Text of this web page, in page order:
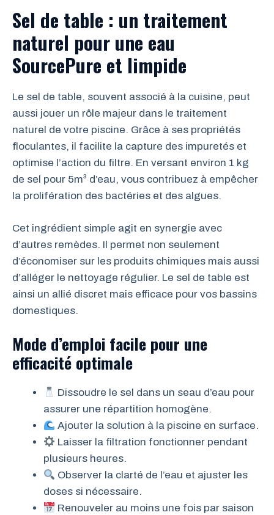
Sel de table : un traitement
naturel pour une eau
SourcePure et limpide
Le sel de table, souvent associé à la cuisine, peut
aussi jouer un rôle majeur dans le traitement
naturel de votre piscine. Grâce à ses propriétés
floculantes, il facilite la capture des impuretés et
optimise l’action du filtre. En versant environ 1 kg
de sel pour 5m³ d’eau, vous contribuez à empêcher
la prolifération des bactéries et des algues.
Cet ingrédient simple agit en synergie avec
d’autres remèdes. Il permet non seulement
d’économiser sur les produits chimiques mais aussi
d’alléger le nettoyage régulier. Le sel de table est
ainsi un allié discret mais efficace pour vos bassins
domestiques.
Mode d’emploi facile pour une
efficacité optimale
Dissoudre le sel dans un seau d’eau pour
assurer une répartition homogène.
Ajouter la solution à la piscine en surface.
Laisser la filtration fonctionner pendant
plusieurs heures.
Observer la clarté de l’eau et ajuster les
doses si nécessaire.
Renouveler au moins une fois par saison